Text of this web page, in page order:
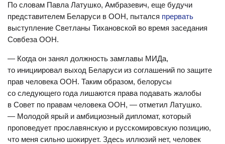
По словам Павла Латушко, Амбразевич, еще будучи
представителем Беларуси в ООН, пытался прервать
выступление Светланы Тихановской во время заседания
Совбеза ООН.
— Когда он занял должность замглавы МИДа,
то инициировал выход Беларуси из соглашений по защите
прав человека ООН. Таким образом, белорусы
со следующего года лишаются права подавать жалобы
в Совет по правам человека ООН, — отметил Латушко.
— Молодой ярый и амбициозный дипломат, который
проповедует прославянскую и русскомировскую позицию,
что меня сильно шокирует. Здесь иллюзий нет, человек